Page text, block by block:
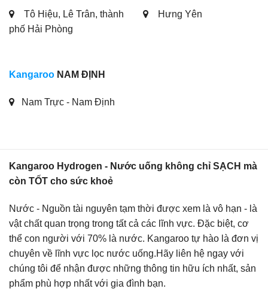
Tô Hiệu, Lê Trân, thành
phố Hải Phòng
Hưng Yên
Kangaroo NAM ĐỊNH
Nam Trực - Nam Định
Kangaroo Hydrogen - Nước uống không chỉ SẠCH mà
còn TỐT cho sức khoẻ
Nước - Nguồn tài nguyên tạm thời được xem là vô hạn - là
vật chất quan trọng trong tất cả các lĩnh vực. Đặc biệt, cơ
thể con người với 70% là nước. Kangaroo tự hào là đơn vị
chuyên về lĩnh vực lọc nước uống.Hãy liên hệ ngay với
chúng tôi để nhận được những thông tin hữu ích nhất, sản
phẩm phù hợp nhất với gia đình bạn.